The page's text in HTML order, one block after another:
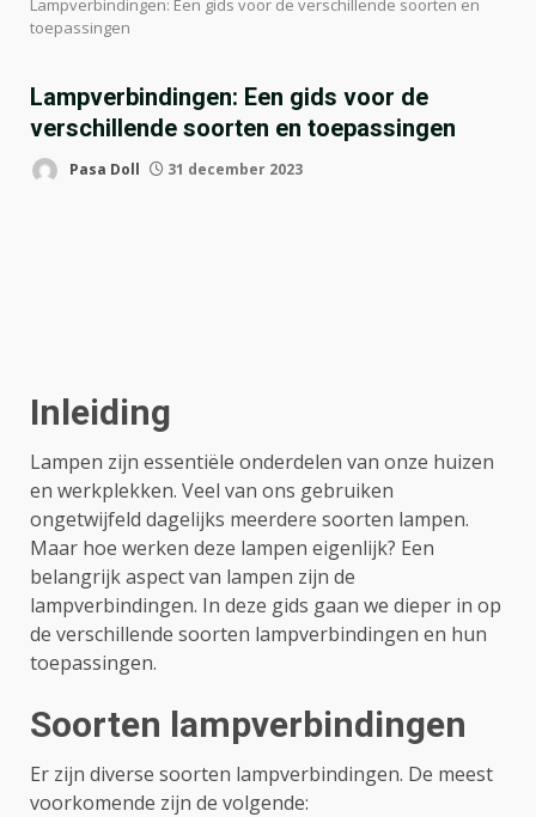
Lampverbindingen: Een gids voor de verschillende soorten en
toepassingen
Lampverbindingen: Een gids voor de
verschillende soorten en toepassingen
Pasa Doll 31 december 2023
Inleiding
Lampen zijn essentiële onderdelen van onze huizen
en werkplekken. Veel van ons gebruiken
ongetwijfeld dagelijks meerdere soorten lampen.
Maar hoe werken deze lampen eigenlijk? Een
belangrijk aspect van lampen zijn de
lampverbindingen. In deze gids gaan we dieper in op
de verschillende soorten lampverbindingen en hun
toepassingen.
Soorten lampverbindingen
Er zijn diverse soorten lampverbindingen. De meest
voorkomende zijn de volgende: